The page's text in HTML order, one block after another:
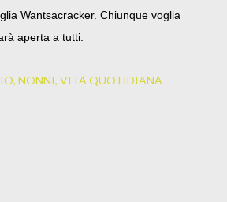
Wantsacracker. Chiunque voglia
aperta a tutti.
IO NONNI VITA QUOTIDIANA